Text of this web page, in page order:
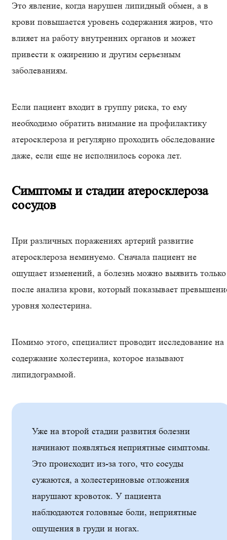
Это явление, когда нарушен липидный обмен, а в
крови повышается уровень содержания жиров, что
влияет на работу внутренних органов и может
привести к ожирению и другим серьезным
заболеваниям.
Если пациент входит в группу риска, то ему
необходимо обратить внимание на профилактику
атеросклероза и регулярно проходить обследование
даже, если еще не исполнилось сорока лет.
Симптомы и стадии атеросклероза
сосудов
При различных поражениях артерий развитие
атеросклероза неминуемо. Сначала пациент не
ощущает изменений, а болезнь можно выявить только
после анализа крови, который показывает
уровня холестерина.
Помимо этого, специалист проводит исследование на
содержание холестерина, которое называют
липидограммой.
Уже на второй стадии развития болезни
начинают появляться неприятные симптомы.
Это происходит из-за того, что сосуды
сужаются, а холестериновые отложения
нарушают кровоток. У пациента
наблюдаются головные боли, неприятные
ощущения в груди и ногах.